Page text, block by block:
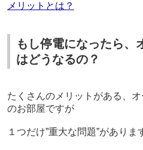
メリットとは？
もし停電になったら、
はどうなるの？
たくさんのメリットがある、
のお部屋ですが
１つだけ”重大な問題”がありま